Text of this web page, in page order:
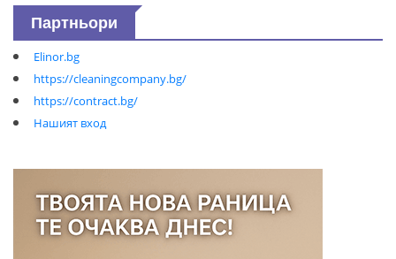
Партньори
Elinor.bg
https://cleaningcompany.bg/
https://contract.bg/
Нашият вход